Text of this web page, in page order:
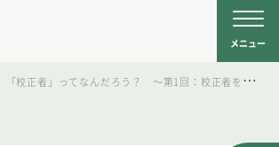
光 メニュー
「校正者」ってなんだろう？ ～第1回：校正者を目指すには（後編）～